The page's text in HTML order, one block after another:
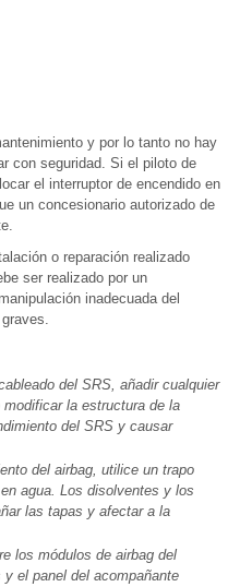
y por lo tanto no hay
con seguridad. Si el piloto de
el interruptor de encendido en
un concesionario autorizado de
o reparación realizado
ser realizado por un
inadecuada del
del SRS, añadir cualquier
la estructura de la
del SRS y causar
del airbag, utilice un trapo
agua. Los disolventes y los
las tapas y afectar a la
los módulos de airbag del
el panel del acompañante